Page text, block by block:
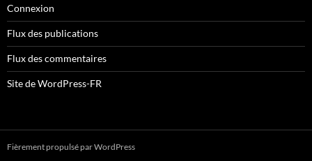
Connexion
Flux des publications
Flux des commentaires
Site de WordPress-FR
Fièrement propulsé par WordPress